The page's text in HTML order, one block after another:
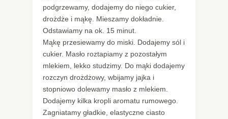
podgrzewamy, dodajemy do niego cukier,
drożdże i mąkę. Mieszamy dokładnie.
Odstawiamy na ok. 15 minut.
Mąkę przesiewamy do miski. Dodajemy sól i
cukier. Masło roztapiamy z pozostałym
mlekiem, lekko studzimy. Do mąki dodajemy
rozczyn drożdżowy, wbijamy jajka i
stopniowo dolewamy masło z mlekiem.
Dodajemy kilka kropli aromatu rumowego.
Zagniatamy gładkie, elastyczne ciasto